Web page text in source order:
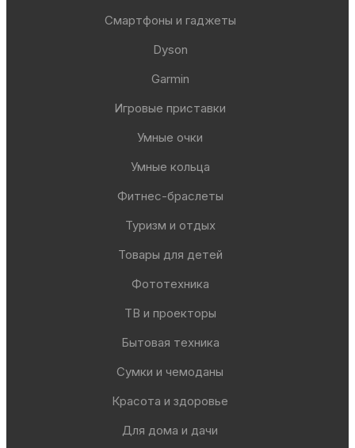
Смартфоны и гаджеты
Dyson
Garmin
Игровые приставки
Умные очки
Умные кольца
Фитнес-браслеты
Туризм и отдых
Товары для детей
Фототехника
ТВ и проекторы
Бытовая техника
Сумки и чемоданы
Красота и здоровье
Для дома и дачи